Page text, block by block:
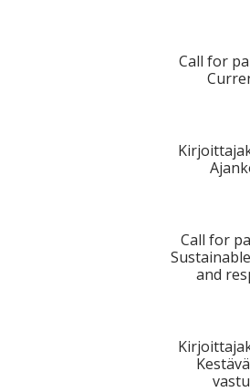
Call for
Call for
and